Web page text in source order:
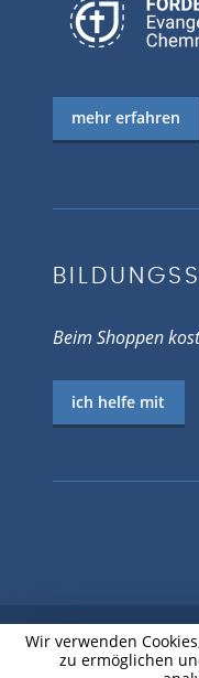
mehr erfahren
Beim Shoppen
ich helfe mit
Wir verwenden
zu ermöglichen